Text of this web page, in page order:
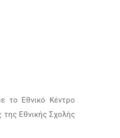
το Εθνικό Κέντρο
της Εθνικής Σχολής